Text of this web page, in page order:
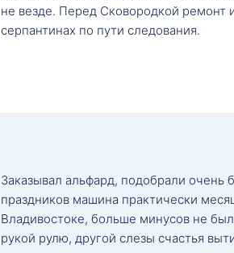
не везде. Перед Сковородкой ремонт
серпантинах по пути следования.
Заказывал альфард, подобрали очень
праздников машина практически
Владивостоке, больше минусов не
рукой рулю, другой слезы счастья